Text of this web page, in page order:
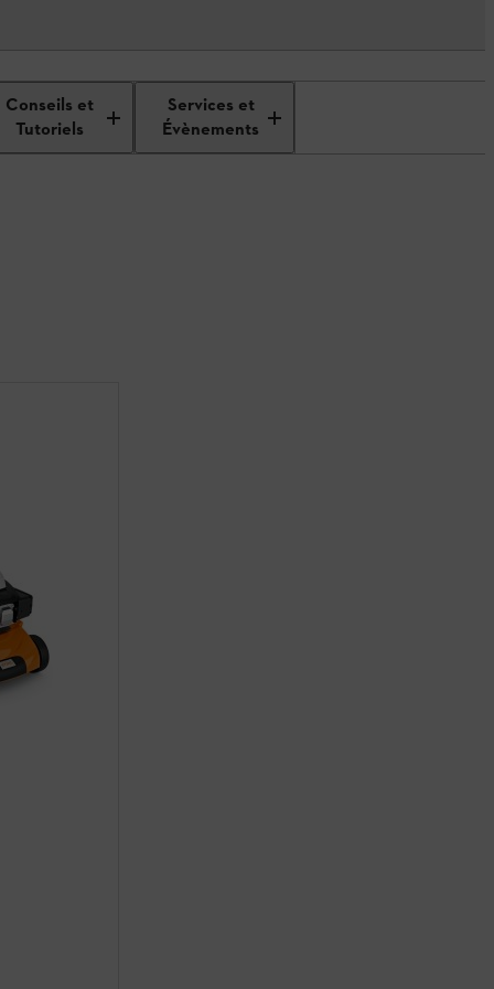
Conseils et
Tutoriels
Services et
Évènements